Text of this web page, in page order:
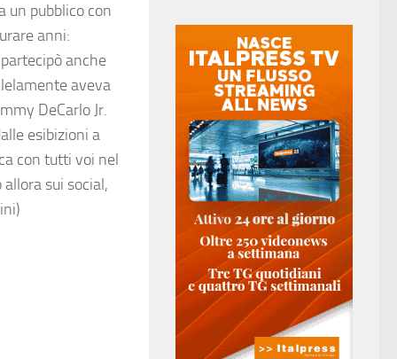
un pubblico con
anni:
anche
aveva
DeCarlo Jr.
esibizioni a
con tutti voi nel
sui social,